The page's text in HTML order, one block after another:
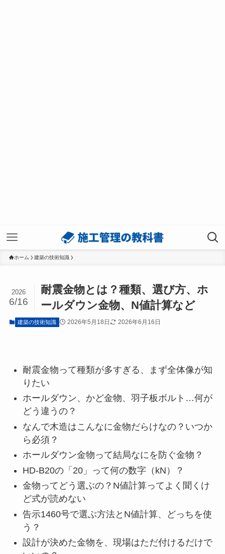
ホーム 建築の技術知識
耐震金物とは？種類、選び方、ホ
ールダウン金物、N値計算など
2026
6/16
建築の技術知識 2026年5月18日 2026年6月16日
耐震金物って種類が多すぎる、まず全体像が知
りたい
ホールダウン、かど金物、羽子板ボルト…何が
どう違うの？
なんで木造はこんなに金物だらけなの？いつか
ら必須？
ホールダウン金物って結局なにを防ぐ金物？
HD-B20の「20」って何の数字（kN）？
金物ってどう選ぶの？N値計算ってよく聞くけ
ど式が読めない
告示1460号で選ぶ方法とN値計算、どっちを使
う？
設計が決めた金物を、現場はただ付けるだけで